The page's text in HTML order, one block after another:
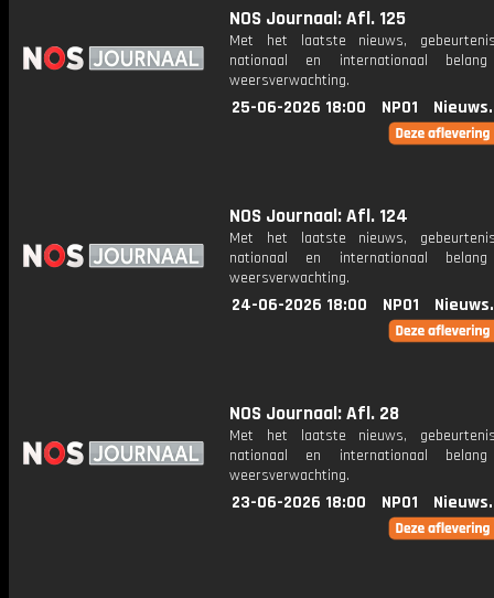
NOS Journaal: Afl. 125
Met het laatste nieuws,
nationaal en internationaal
weersverwachting.
25-06-2026 18:00 NPO1
NOS Journaal: Afl. 124
Met het laatste nieuws,
nationaal en internationaal
weersverwachting.
24-06-2026 18:00 NPO1
NOS Journaal: Afl. 28
Met het laatste nieuws,
nationaal en internationaal
weersverwachting.
23-06-2026 18:00 NPO1